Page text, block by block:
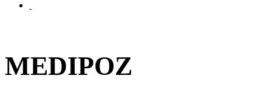
MEDIPOZ